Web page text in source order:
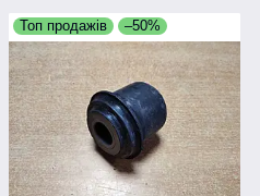
Топ продажів –50%